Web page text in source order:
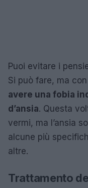
Puoi evitare i
Si può fare, ma
avere una fobia
d’ansia. Questa
vermi, ma l’ansia
alcune più
altre.
Trattamento